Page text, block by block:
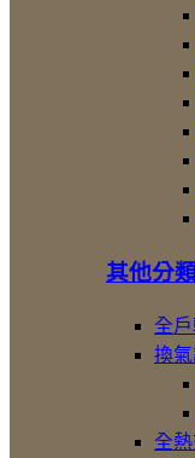
其他分
全
換
全